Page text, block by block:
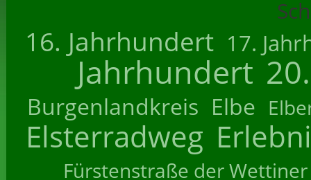
16. Jahrhundert 17.
Jahrhundert
Burgenlandkreis Elbe
Elsterradweg
Fürstenstraße der Wettiner